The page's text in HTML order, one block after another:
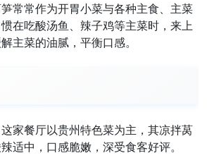
常常作为开胃小菜与各种主食、主菜
在吃酸汤鱼、辣子鸡等主菜时，来上
主菜的油腻，平衡口感。
家餐厅以贵州特色菜为主，其凉拌莴
适中，口感脆嫩，深受食客好评。